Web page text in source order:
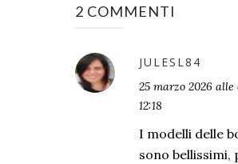
2 COMMENTI
JULESL84
25 marzo 2026 alle
12:18
I modelli delle
sono bellissimi,